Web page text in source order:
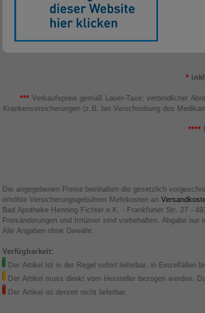
*
*** Verkaufspreis gemäß Lauer-Taxe; verbindlicher
Krankenversicherungen (z.B. bei Verschreibung des
****
Die angegebenen Preise beinhalten die gesetzlich
erhöhte Versicherungsgebühren Mehrkosten an
Bad Apotheke Henning Fichter e.K. - Frankfurter Str. 27 -
Preisänderungen und Irrtümer sind vorbehalten. Abgabe nur
Alle Angaben ohne Gewähr.
Verfügbarkeit:
Der Artikel ist in der Regel sofort lieferbar, in Einzelfällen
Der Artikel muss direkt vom Hersteller bezogen werden.
Der Artikel ist derzeit nicht lieferbar.